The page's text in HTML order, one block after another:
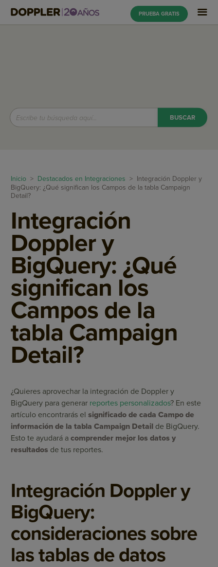
PRUEBA GRATIS
Inicio > Destacados en Integraciones > Integración Doppler y
BigQuery: ¿Qué significan los Campos de la tabla Campaign
Detail?
Integración
Doppler y
BigQuery: ¿Qué
significan los
Campos de la
tabla Campaign
Detail?
¿Quieres aprovechar la integración de Doppler y
BigQuery para generar reportes personalizados? En este
artículo encontrarás elsignificado de cada Campo de
información de la tabla Campaign Detail de BigQuery.
Esto te ayudará acomprender mejor los datos y
resultados de tus reportes.
Integración Doppler y
BigQuery:
consideraciones sobre
las tablas de datos